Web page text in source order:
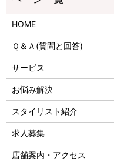
HOME
Ｑ＆Ａ(質問と回答)
サービス
お悩み解決
スタイリスト紹介
求人募集
店舗案内・アクセス